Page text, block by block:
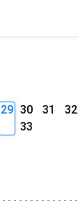
29 30 31
32
33